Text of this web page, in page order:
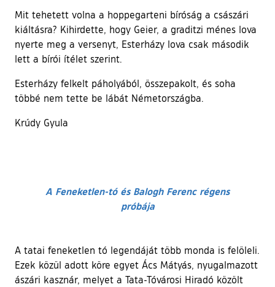
Mit tehetett volna a hoppegarteni bíróság a császári
kiáltásra? Kihirdette, hogy Geier, a graditzi ménes lova
nyerte meg a versenyt, Esterházy lova csak második
lett a bírói ítélet szerint.
Esterházy felkelt páholyából, összepakolt, és soha
többé nem tette be lábát Németországba.
Krúdy Gyula
A Feneketlen-tó és Balogh Ferenc régens
próbája
A tatai feneketlen tó legendáját több monda is felöleli.
Ezek közül adott köre egyet Ács Mátyás, nyugalmazott
ászári kasznár, melyet a Tata-Tóvárosi Hiradó közölt